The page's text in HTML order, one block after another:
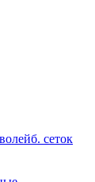
сеток